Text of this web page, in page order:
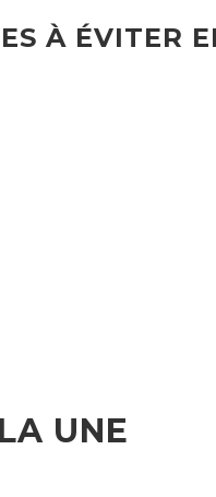
À ÉVITER
UNE